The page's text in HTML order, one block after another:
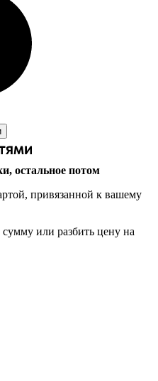
остальное потом
привязанной к вашему
или разбить цену на